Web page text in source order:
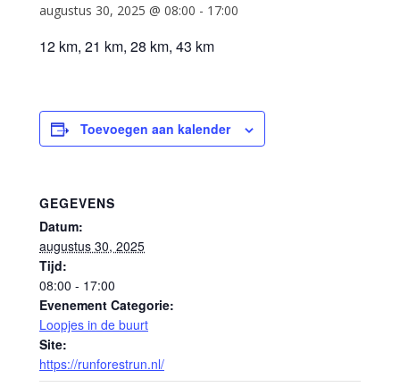
augustus 30, 2025 @ 08:00 - 17:00
12 km, 21 km, 28 km, 43 km
Toevoegen aan kalender
GEGEVENS
Datum:
augustus 30, 2025
Tijd:
08:00 - 17:00
Evenement Categorie:
Loopjes in de buurt
Site:
https://runforestrun.nl/